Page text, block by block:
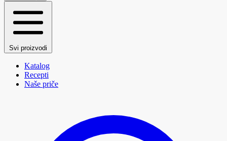
Svi proizvodi
Katalog
Recepti
Naše priče